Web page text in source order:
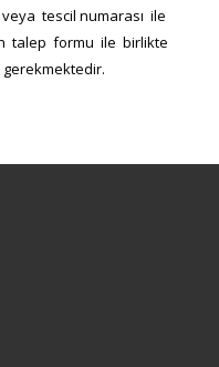
tescil numarası ile
talep formu ile birlikte